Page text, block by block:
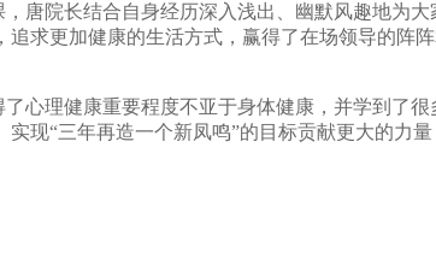
唐院长结合自身经历深入浅出、幽默风趣地为
求更加健康的生活方式，赢得了在场领导的阵阵
了心理健康重要程度不亚于身体健康，并学到了
现“三年再造一个新凤鸣”的目标贡献更大的力量